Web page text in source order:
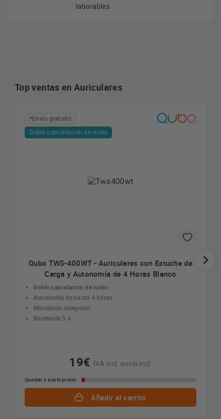
laborables
Top ventas en Auriculares
*Envío gratuito
Doble cancelación de ruido
Qubo TWS-400WT - Auriculares con Estuche de
Carga y Autonomía de 4 Horas Blanco
Doble cancelación de ruido
Autonomía de hasta 4 horas
Micrófono integrado
Bluetooth 5.4
19€ IVA incl. envío incl.
Quedan 3 a este precio
Añadir al carrito